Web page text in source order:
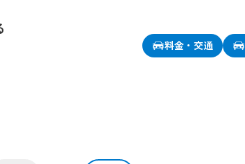
料金・交通